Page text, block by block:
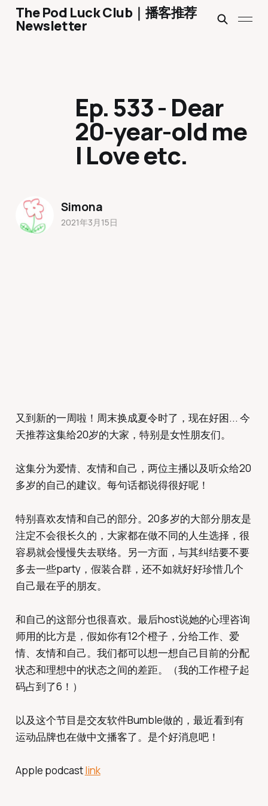
The Pod Luck Club｜播客推荐
Newsletter
又到新的一周啦！周末换成夏令时了，现在好困... 今
天推荐这集给20岁的大家，特别是女性朋友们。
这集分为爱情、友情和自己，两位主播以及听众给20
多岁的自己的建议。每句话都说得很好呢！
特别喜欢友情和自己的部分。20多岁的大部分朋友是
注定不会很长久的，大家都在做不同的人生选择，很
容易就会慢慢失去联络。另一方面，与其纠结要不要
多去一些party，假装合群，还不如就好好珍惜几个
自己最在乎的朋友。
和自己的这部分也很喜欢。最后host说她的心理咨询
师用的比方是，假如你有12个橙子，分给工作、爱
情、友情和自己。我们都可以想一想自己目前的分配
状态和理想中的状态之间的差距。（我的工作橙子起
码占到了6！）
以及这个节目是交友软件Bumble做的，最近看到有
运动品牌也在做中文播客了。是个好消息吧！
Apple podcastlink
Ep. 533 - Dear
20-year-old m‪e‬
| Love etc.
Simona
2021年3月15日